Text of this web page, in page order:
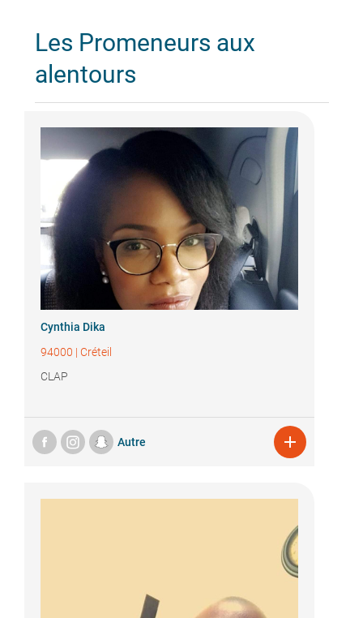
Les Promeneurs aux
alentours
Cynthia Dika
94000 | Créteil
CLAP
Autre 